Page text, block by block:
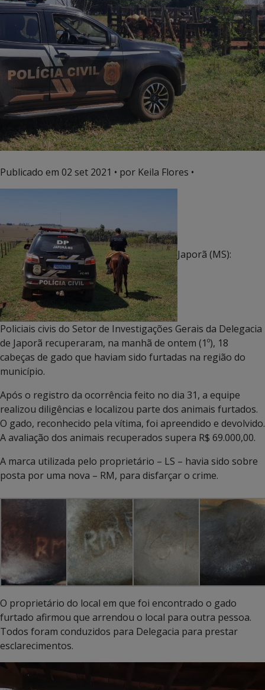
Publicado em 02 set 2021 • por Keila Flores •
Japorã (MS):
Policiais civis do Setor de Investigações Gerais da Delegacia
de Japorã recuperaram, na manhã de ontem (1º), 18
cabeças de gado que haviam sido furtadas na região do
município.
Após o registro da ocorrência feito no dia 31, a equipe
realizou diligências e localizou parte dos animais furtados.
O gado, reconhecido pela vítima, foi apreendido e devolvido.
A avaliação dos animais recuperados supera R$ 69.000,00.
A marca utilizada pelo proprietário – LS – havia sido sobre
posta por uma nova – RM, para disfarçar o crime.
O proprietário do local em que foi encontrado o gado
furtado afirmou que arrendou o local para outra pessoa.
Todos foram conduzidos para Delegacia para prestar
esclarecimentos.
Tocador